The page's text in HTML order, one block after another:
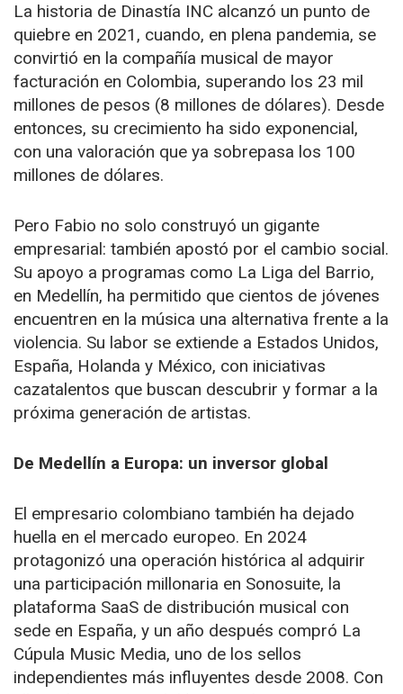
La historia de Dinastía INC alcanzó un punto de
quiebre en 2021, cuando, en plena pandemia, se
convirtió en la compañía musical de mayor
facturación en Colombia, superando los 23 mil
millones de pesos (8 millones de dólares). Desde
entonces, su crecimiento ha sido exponencial,
con una valoración que ya sobrepasa los 100
millones de dólares.
Pero Fabio no solo construyó un gigante
empresarial: también apostó por el cambio social.
Su apoyo a programas como La Liga del Barrio,
en Medellín, ha permitido que cientos de jóvenes
encuentren en la música una alternativa frente a la
violencia. Su labor se extiende a Estados Unidos,
España, Holanda y México, con iniciativas
cazatalentos que buscan descubrir y formar a la
próxima generación de artistas.
De Medellín a Europa: un inversor global
El empresario colombiano también ha dejado
huella en el mercado europeo. En 2024
protagonizó una operación histórica al adquirir
una participación millonaria en Sonosuite, la
plataforma SaaS de distribución musical con
sede en España, y un año después compró La
Cúpula Music Media, uno de los sellos
independientes más influyentes desde 2008. Con